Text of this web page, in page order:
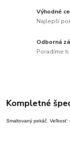
Výhodné
Najlepší
Odborná
Poradíme ti
Kompletné
Smaltovaný pekáč. Veľkosť: